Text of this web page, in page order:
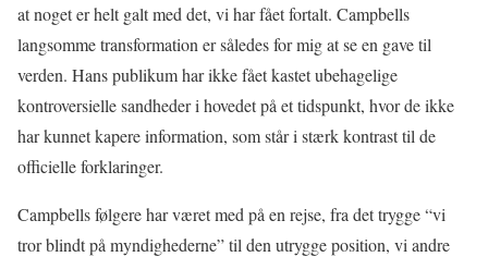
at noget er helt galt med det, vi har fået fortalt. Campbells
langsomme transformation er således for mig at se en gave til
verden. Hans publikum har ikke fået kastet ubehagelige
kontroversielle sandheder i hovedet på et tidspunkt, hvor de ikke
har kunnet kapere information, som står i stærk kontrast til de
officielle forklaringer.
Campbells følgere har været med på en rejse, fra det trygge “vi
tror blindt på myndighederne” til den utrygge position, vi andre